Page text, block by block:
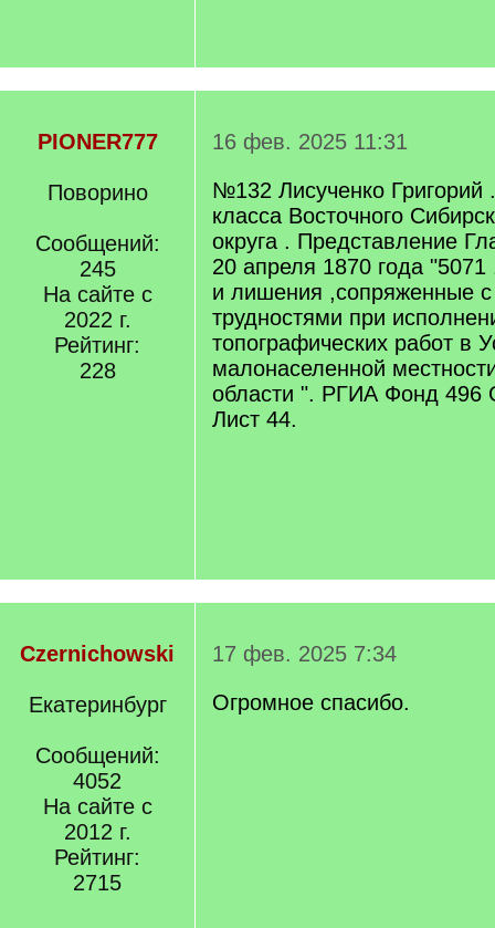
PIONER777
Поворино
Сообщений:
245
На сайте с
2022 г.
Рейтинг:
228
16 фев. 2025 11:31
№132 Лисученко Григорий
класса Восточного
округа . Представление
20 апреля 1870 года
и лишения ,сопряженные
трудностями при
топографических работ в
малонаселенной
области ". РГИА Фонд 496
Лист 44.
Czernichowski
Екатеринбург
Сообщений:
4052
На сайте с
2012 г.
Рейтинг:
2715
17 фев. 2025 7:34
Огромное спасибо.